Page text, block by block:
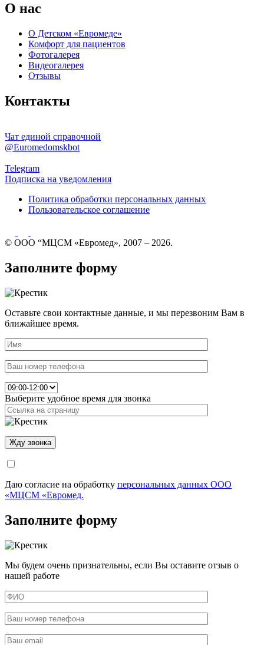
О нас
О Детском «Евромеде»
Комфорт для пациентов
Фотогалерея
Видеогалерея
Отзывы
Контакты
Чат единой справочной
@Euromedomskbot
Telegram
Подписка на уведомления
Политика обработки персональных данных
Пользовательское соглашение
© ООО “МЦСМ «Евромед», 2007 – 2026.
Заполните форму
Оставьте свои контактные данные, и мы перезвоним Вам в
ближайшее время.
Выберите удобное время для звонка
Даю согласие на обработку персональных данных ООО
«МЦСМ «Евромед.
Заполните форму
Мы будем очень признательны, если Вы оставите отзыв о
нашей работе